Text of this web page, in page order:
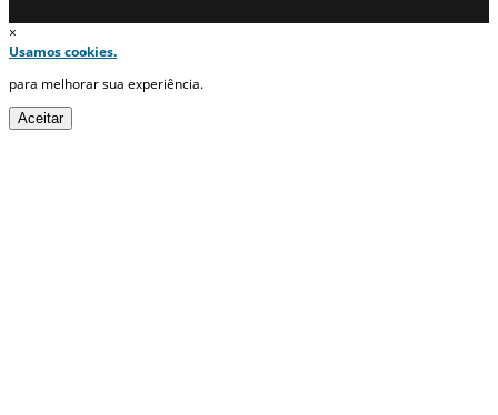
×
Usamos cookies.
para melhorar sua experiência.
Aceitar